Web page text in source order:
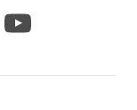
YouTube